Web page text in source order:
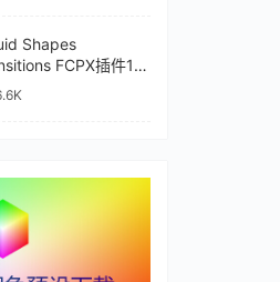
Shapes
FCPX插件10
通流体图形动画转场